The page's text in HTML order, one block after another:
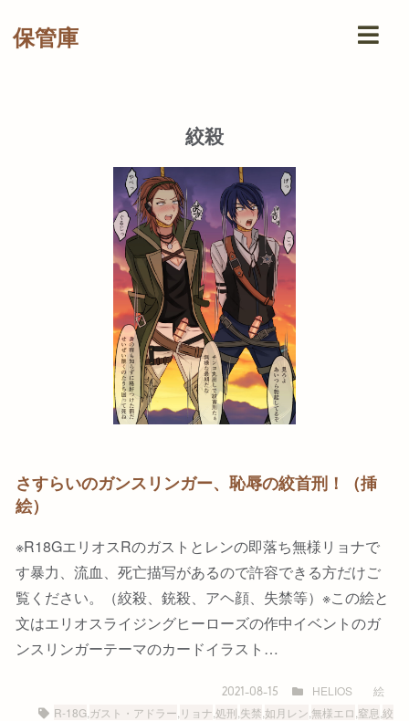
保管庫
絞殺
さすらいのガンスリンガー、恥辱の絞首刑！（挿
絵）
※R18GエリオスRのガストとレンの即落ち無様リョナで
す暴力、流血、死亡描写があるので許容できる方だけご
覧ください。（絞殺、銃殺、アヘ顔、失禁等）※この絵と
文はエリオスライジングヒーローズの作中イベントのガ
ンスリンガーテーマのカードイラスト…
2021-08-15 HELIOS
絵
R-18G ガスト・アドラー リョナ ,処刑 失禁 ,如月レン ,無様エロ 窒息 ,絞